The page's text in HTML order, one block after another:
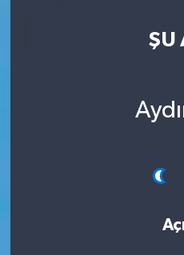
ŞU
Son Dakika Haberleri